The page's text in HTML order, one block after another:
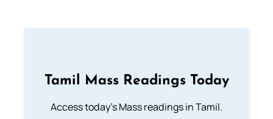
Tamil Mass Readings Today
Access today's Mass readings in Tamil.